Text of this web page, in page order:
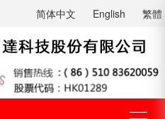
简体中文 English 繁體